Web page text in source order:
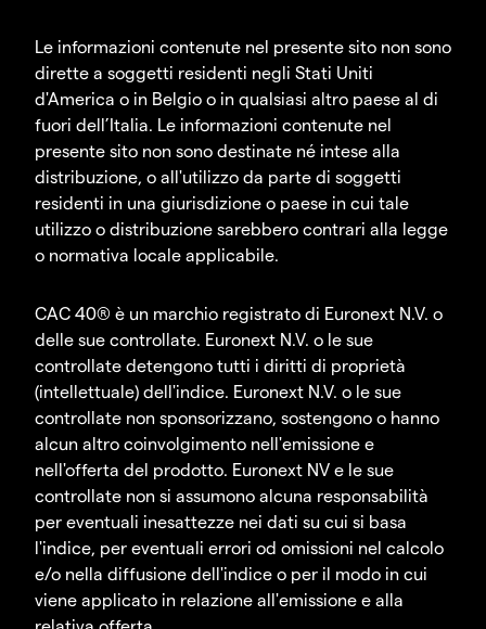
Le informazioni contenute nel presente sito non sono
dirette a soggetti residenti negli Stati Uniti
d'America o in Belgio o in qualsiasi altro paese al di
fuori dell’Italia. Le informazioni contenute nel
presente sito non sono destinate né intese alla
distribuzione, o all'utilizzo da parte di soggetti
residenti in una giurisdizione o paese in cui tale
utilizzo o distribuzione sarebbero contrari alla legge
o normativa locale applicabile.
CAC 40® è un marchio registrato di Euronext N.V. o
delle sue controllate. Euronext N.V. o le sue
controllate detengono tutti i diritti di proprietà
(intellettuale) dell'indice. Euronext N.V. o le sue
controllate non sponsorizzano, sostengono o hanno
alcun altro coinvolgimento nell'emissione e
nell'offerta del prodotto. Euronext NV e le sue
controllate non si assumono alcuna responsabilità
per eventuali inesattezze nei dati su cui si basa
l'indice, per eventuali errori od omissioni nel calcolo
e/o nella diffusione dell'indice o per il modo in cui
viene applicato in relazione all'emissione e alla